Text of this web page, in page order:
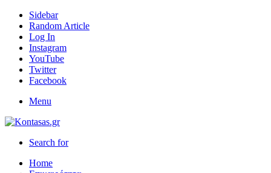
Sidebar
Random Article
Log In
Instagram
YouTube
Twitter
Facebook
Menu
Search for
Home